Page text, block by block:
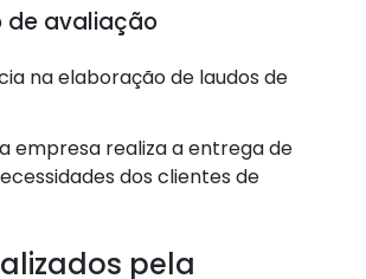
de avaliação
na elaboração de laudos de
empresa realiza a entrega de
dos clientes de
pela